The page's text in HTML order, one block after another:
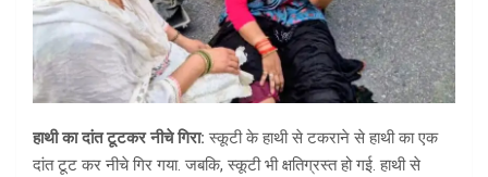
हाथी का दांत टूटकर नीचे गिरा:स्कूटी के हाथी से टकराने से हाथी का एक
दांत टूट कर नीचे गिर गया. जबकि, स्कूटी भी क्षतिग्रस्त हो गई. हाथी से